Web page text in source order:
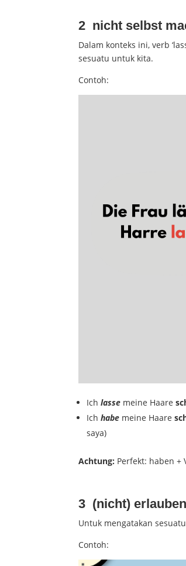
2 nicht selbst
Dalam konteks ini, verb
sesuatu untuk kita.
Contoh:
Ichlasse meine Haare
Ichhabe meine Haare
saya)
Achtung: Perfekt: haben +
3 (nicht) erlauben
Untuk mengatakan
Contoh: